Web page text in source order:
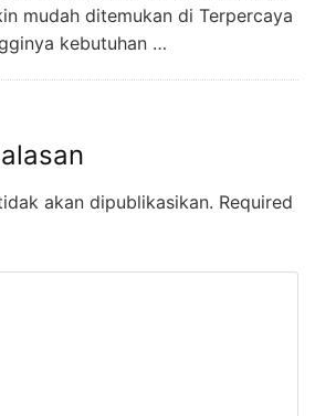
mudah ditemukan di Terpercaya
kebutuhan …
akan dipublikasikan. Required